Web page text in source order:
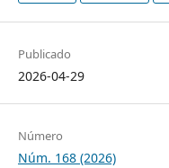
Publicado
2026-04-29
Número
Núm. 168 (2026)